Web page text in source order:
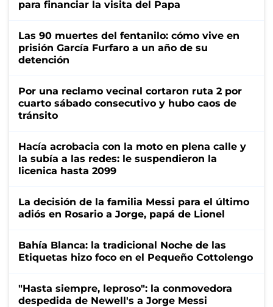
para financiar la visita del Papa
Las 90 muertes del fentanilo: cómo vive en
prisión García Furfaro a un año de su
detención
Por una reclamo vecinal cortaron ruta 2 por
cuarto sábado consecutivo y hubo caos de
tránsito
Hacía acrobacia con la moto en plena calle y
la subía a las redes: le suspendieron la
licenica hasta 2099
La decisión de la familia Messi para el último
adiós en Rosario a Jorge, papá de Lionel
Bahía Blanca: la tradicional Noche de las
Etiquetas hizo foco en el Pequeño Cottolengo
"Hasta siempre, leproso": la conmovedora
despedida de Newell's a Jorge Messi